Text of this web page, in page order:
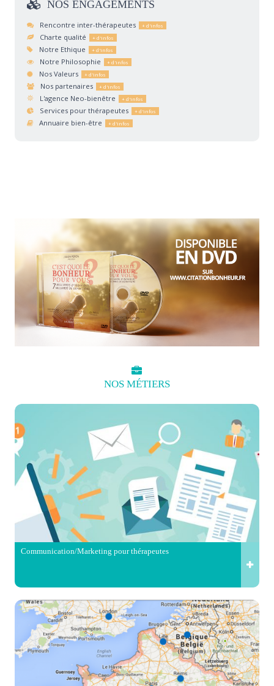
NOS ENGAGEMENTS
Rencontre inter-thérapeutes
Charte qualité
Notre Ethique
Notre Philosophie
Nos Valeurs
Nos partenaires
L'agence Neo-bienêtre
Services pour thérapeutes
Annuaire bien-être
NOS MÉTIERS
Communication/Marketing pour thérapeutes